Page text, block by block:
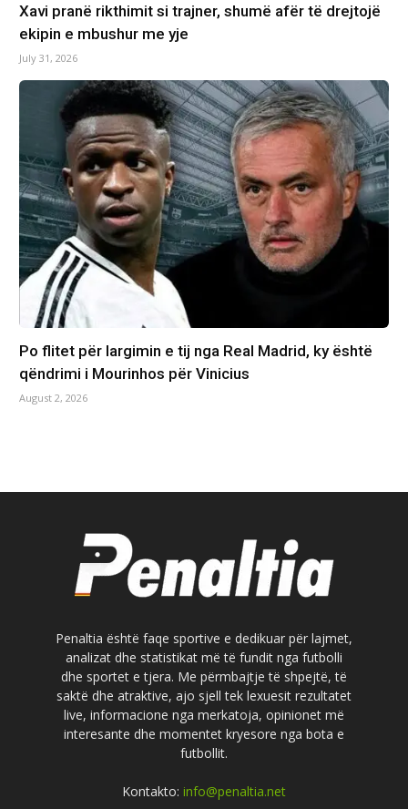
Xavi pranë rikthimit si trajner, shumë afër të drejtojë
ekipin e mbushur me yje
July 31, 2026
Po flitet për largimin e tij nga Real Madrid, ky është
qëndrimi i Mourinhos për Vinicius
August 2, 2026
Penaltia është faqe sportive e dedikuar për lajmet,
analizat dhe statistikat më të fundit nga futbolli
dhe sportet e tjera. Me përmbajtje të shpejtë, të
saktë dhe atraktive, ajo sjell tek lexuesit rezultatet
live, informacione nga merkatoja, opinionet më
interesante dhe momentet kryesore nga bota e
futbollit.
Kontakto: info@penaltia.net